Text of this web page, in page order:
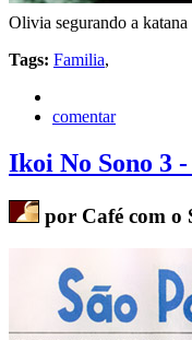
Olivia segurando a katana
Tags: Familia,
comentar
Ikoi No Sono 3
por Café com o